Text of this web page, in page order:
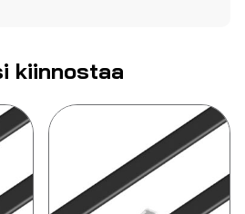
kiinnostaa